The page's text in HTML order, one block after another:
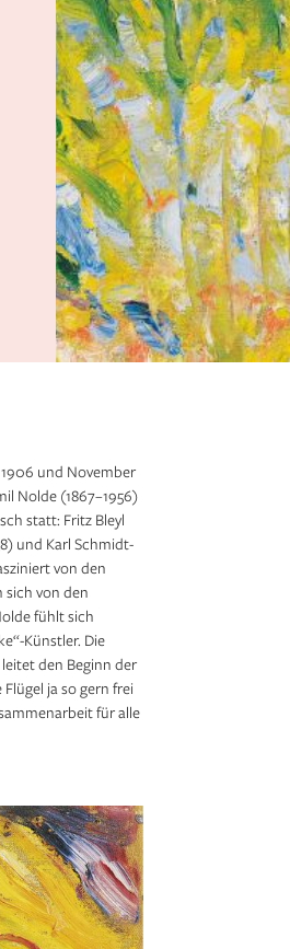
und November
Nolde (1867–1956)
statt: Fritz Bleyl
und Karl Schmidt-
von den
sich von den
fühlt sich
Künstler. Die
den Beginn der
ja so gern frei
für alle